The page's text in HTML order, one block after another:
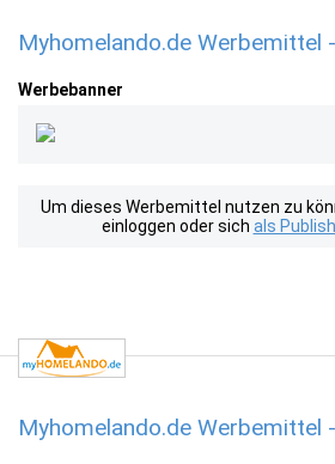
Myhomelando.de Werbemittel
Werbebanner
Um dieses Werbemittel nutzen zu
einloggen oder sich als
Myhomelando.de Werbemittel